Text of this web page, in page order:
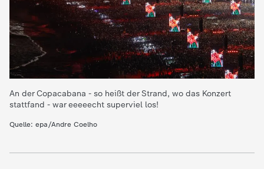
h
e
n
d
e
An der Copacabana - so heißt der Strand, wo das Konzert
stattfand - war eeeeecht superviel los!
Quelle: epa/Andre Coelho